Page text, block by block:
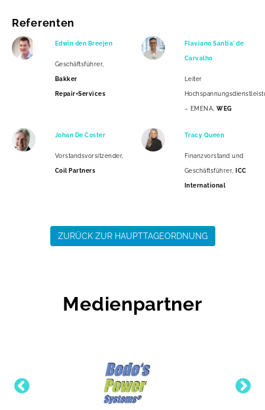
Referenten
Edwin den Breejen
Geschäftsführer,
Bakker
Repair+Services
Flaviano Santia' de
Carvalho
Leiter
– EMENA,WEG
Johan De Coster
Vorstandsvorsitzender,
Coil Partners
Tracy Queen
Finanzvorstand und
Geschäftsführer, ICC
International
ZURÜCK ZUR HAUPTTAGEORDNUNG
Medienpartner